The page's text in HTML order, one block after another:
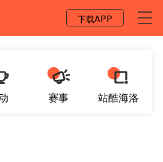
下载APP
赛事 站酷海洛